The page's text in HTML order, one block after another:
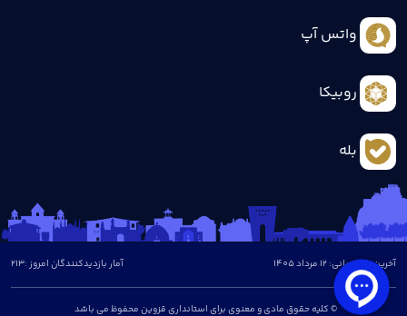
واتس آپ
روبیکا
بله
آخرین بروزرسانی: 12 مرداد 1405
© کلیه حقوق مادی و معنوی برای استانداری قزوین محفوظ می باشد
آمار بازدیدکنندگان امروز :213